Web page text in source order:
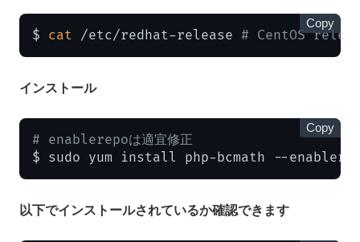
$ cat /etc/redhat-release # CentOS
Copy
インストール
# enablerepoは適宜修正
$ sudo yum install php-bcmath --
Copy
以下でインストールされているか確認できます